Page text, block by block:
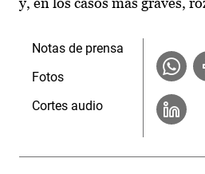
Notas de prensa
Fotos
Cortes audio